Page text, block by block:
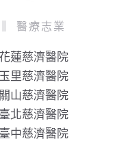
醫療志業
蓮慈濟醫院
玉里慈濟醫院
關山慈濟醫院
臺北慈濟醫院
臺中慈濟醫院